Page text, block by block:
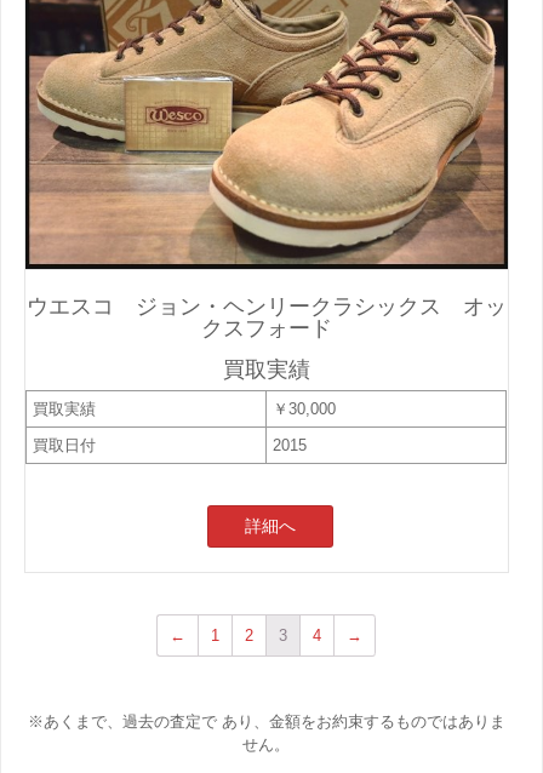
ウエスコ ジョン・ヘンリークラシックス オッ
クスフォード
買取実績
買取実績
￥30,000
買取日付
2015
詳細へ
← 1 2 3 4 →
※あくまで、過去の査定で あり、金額をお約束するものではありま
せん。